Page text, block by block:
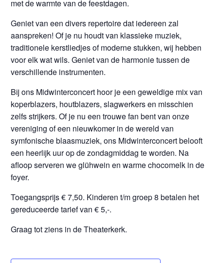
met de warmte van de feestdagen.
Geniet van een divers repertoire dat iedereen zal
aanspreken! Of je nu houdt van klassieke muziek,
traditionele kerstliedjes of moderne stukken, wij hebben
voor elk wat wils. Geniet van de harmonie tussen de
verschillende instrumenten.
Bij ons Midwinterconcert hoor je een geweldige mix van
koperblazers, houtblazers, slagwerkers en misschien
zelfs strijkers. Of je nu een trouwe fan bent van onze
vereniging of een nieuwkomer in de wereld van
symfonische blaasmuziek, ons Midwinterconcert belooft
een heerlijk uur op de zondagmiddag te worden. Na
afloop serveren we glühwein en warme chocomelk in de
foyer.
Toegangsprijs € 7,50. Kinderen t/m groep 8 betalen het
gereduceerde tarief van € 5,-.
Graag tot ziens in de Theaterkerk.